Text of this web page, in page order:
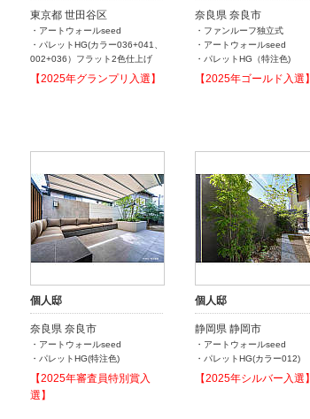
東京都 世田谷区
・アートウォールseed
・パレットHG(カラー036+041、
002+036）フラット2色仕上げ
【2025年グランプリ入選】
奈良県 奈良市
・ファンルーフ独立式
・アートウォールseed
・パレットHG（特注色)
【2025年ゴールド入選】
個人邸
奈良県 奈良市
・アートウォールseed
・パレットHG(特注色)
【2025年審査員特別賞入
選】
個人邸
静岡県 静岡市
・アートウォールseed
・パレットHG(カラー012)
【2025年シルバー入選】